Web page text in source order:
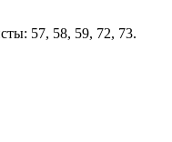
57, 58, 59, 72, 73.